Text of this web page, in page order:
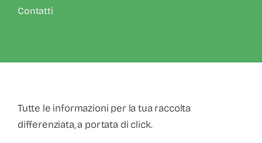
Contatti
Tutte le informazioni per la tua raccolta
differenziata, a portata di click.